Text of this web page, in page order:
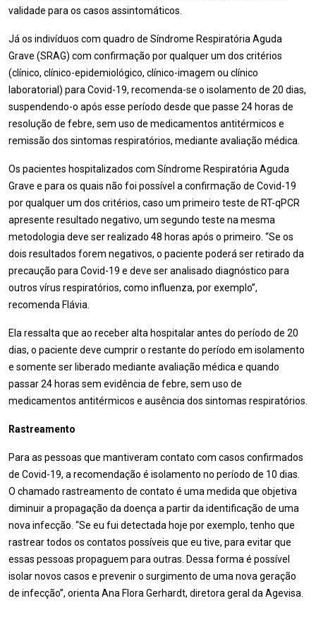
validade para os casos assintomáticos.
Já os indivíduos com quadro de Síndrome Respiratória Aguda
Grave (SRAG) com confirmação por qualquer um dos critérios
(clínico, clínico-epidemiológico, clínico-imagem ou clínico
laboratorial) para Covid-19, recomenda-se o isolamento de 20 dias,
suspendendo-o após esse período desde que passe 24 horas de
resolução de febre, sem uso de medicamentos antitérmicos e
remissão dos sintomas respiratórios, mediante avaliação médica.
Os pacientes hospitalizados com Síndrome Respiratória Aguda
Grave e para os quais não foi possível a confirmação de Covid-19
por qualquer um dos critérios, caso um primeiro teste de RT-qPCR
apresente resultado negativo, um segundo teste na mesma
metodologia deve ser realizado 48 horas após o primeiro. “Se os
dois resultados forem negativos, o paciente poderá ser retirado da
precaução para Covid-19 e deve ser analisado diagnóstico para
outros vírus respiratórios, como influenza, por exemplo”,
recomenda Flávia.
Ela ressalta que ao receber alta hospitalar antes do período de 20
dias, o paciente deve cumprir o restante do período em isolamento
e somente ser liberado mediante avaliação médica e quando
passar 24 horas sem evidência de febre, sem uso de
medicamentos antitérmicos e ausência dos sintomas respiratórios.
Rastreamento
Para as pessoas que mantiveram contato com casos confirmados
de Covid-19, a recomendação é isolamento no período de 10 dias.
O chamado rastreamento de contato é uma medida que objetiva
diminuir a propagação da doença a partir da identificação de uma
nova infecção. “Se eu fui detectada hoje por exemplo, tenho que
rastrear todos os contatos possíveis que eu tive, para evitar que
essas pessoas propaguem para outras. Dessa forma é possível
isolar novos casos e prevenir o surgimento de uma nova geração
de infecção”, orienta Ana Flora Gerhardt, diretora geral da Agevisa.